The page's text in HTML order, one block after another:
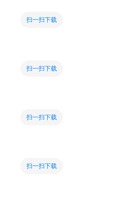
扫一扫下载
扫一扫下载
扫一扫下载
扫一扫下载